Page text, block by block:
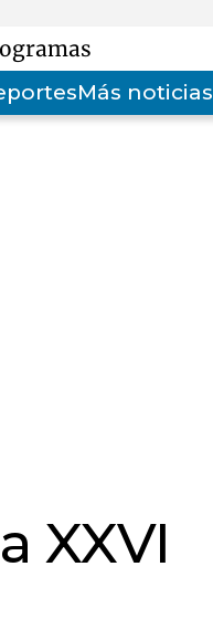
Más noticias
XXVI